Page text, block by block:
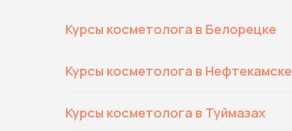
Курсы косметолога в Белорецке
Курсы косметолога в Нефтекамске
Курсы косметолога в Туймазах